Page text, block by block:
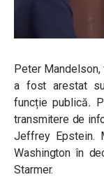
Peter
a fost arestat
funcție publică.
transmitere de
Jeffrey Epstein.
Washington în
Starmer.